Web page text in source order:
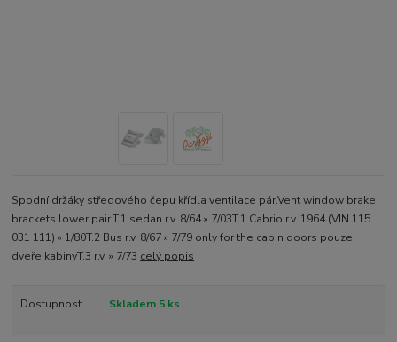
Spodní držáky středového čepu křídla ventilace pár.Vent window brake
brackets lower pair.T.1 sedan r.v. 8/64 » 7/03T.1 Cabrio r.v. 1964 (VIN 115
031 111) » 1/80T.2 Bus r.v. 8/67 » 7/79 only for the cabin doors pouze
dveře kabinyT.3 r.v. » 7/73 celý popis
Dostupnost Skladem 5 ks